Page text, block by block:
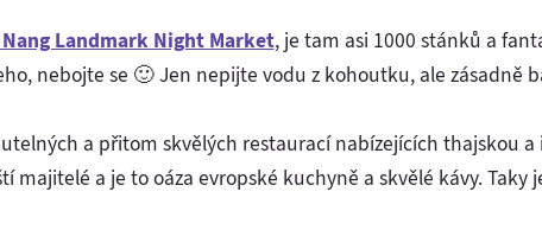
Landmark Night Market, je tam asi 1000 stánků a
nebojte se 🙂 Jen nepijte vodu z kohoutku, ale zásadně
a přitom skvělých restaurací nabízejících thajskou
majitelé a je to oáza evropské kuchyně a skvělé kávy.